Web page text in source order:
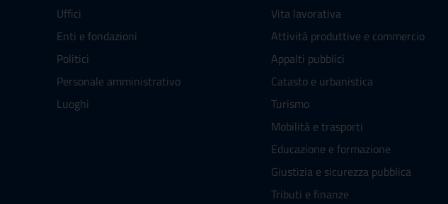
Uffici
Enti e fondazioni
Politici
Personale amministrativo
Luoghi
Vita lavorativa
Attività produttive e commercio
Appalti pubblici
Catasto e urbanistica
Turismo
Mobilità e trasporti
Educazione e formazione
Giustizia e sicurezza pubblica
Tributi e finanze